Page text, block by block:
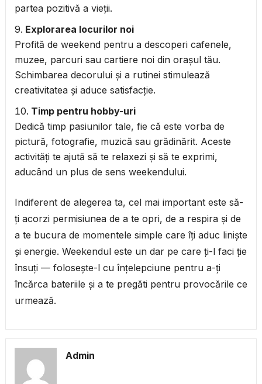
partea pozitivă a vieții.
Explorarea locurilor noi
Profită de weekend pentru a descoperi cafenele,
muzee, parcuri sau cartiere noi din orașul tău.
Schimbarea decorului și a rutinei stimulează
creativitatea și aduce satisfacție.
Timp pentru hobby-uri
Dedică timp pasiunilor tale, fie că este vorba de
pictură, fotografie, muzică sau grădinărit. Aceste
activități te ajută să te relaxezi și să te exprimi,
aducând un plus de sens weekendului.
Indiferent de alegerea ta, cel mai important este să-
ți acorzi permisiunea de a te opri, de a respira și de
a te bucura de momentele simple care îți aduc liniște
și energie. Weekendul este un dar pe care ți-l faci ție
însuți — folosește-l cu înțelepciune pentru a-ți
încărca bateriile și a te pregăti pentru provocările ce
urmează.
Admin